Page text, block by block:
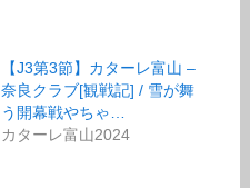
【J3第3節】カターレ富山 –
奈良クラブ[観戦記] / 雪が舞
う開幕戦やちゃ…
カターレ富山2024